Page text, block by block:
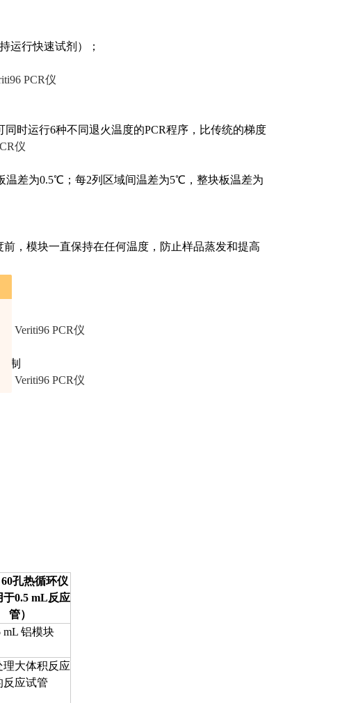
运行快速试剂）；
PCR仪
时运行6种不同退火温度的PCR程序，比传统的梯度
仪
温差为0.5℃；每2列区域间温差为5℃，整块板温差为
，模块一直保持在任何温度，防止样品蒸发和提高
Veriti96 PCR仪
制
Veriti96 PCR仪
孔热循环仪
于0.5 mL反应
管）
mL 铝模块
理大体积反应
反应试管